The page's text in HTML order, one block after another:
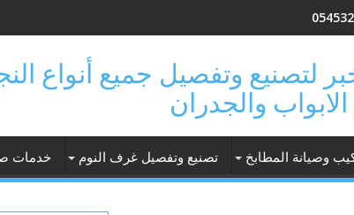
والخبر لتصنيع وتفصيل جميع أنواع
والجدران
وصيانة المطابخ تصنيع وتفصيل غرف النوم خدمات